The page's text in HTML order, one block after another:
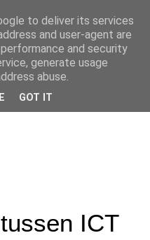
ICT
to deliver its services
and user-agent are
and security
generate usage
abuse.
GOT IT